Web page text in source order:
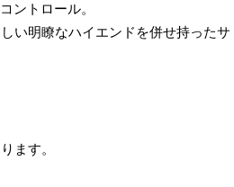
ントロール。
い明瞭なハイエンドを併せ持ったサ
ます。